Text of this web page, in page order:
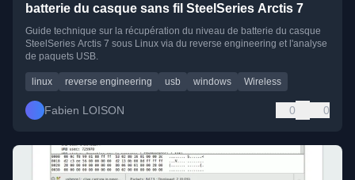
batterie du casque sans fil SteelSeries Arctis 7
Guide technique sur la récupération du niveau de batterie du casque
SteelSeries Arctis 7 sous Linux via du reverse engineering et l'analyse
de paquets USB.
linux reverse engineering usb windows Wireless
Fabien LOISON 0 0